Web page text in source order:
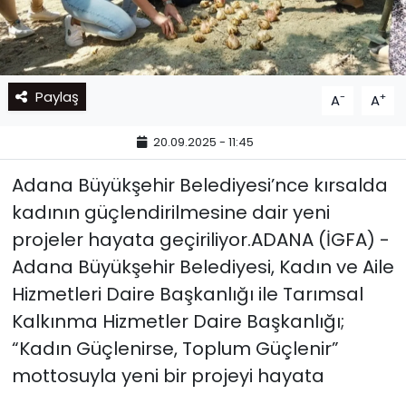
Paylaş A- A+
20.09.2025 - 11:45
Adana Büyükşehir Belediyesi’nce kırsalda
kadının güçlendirilmesine dair yeni
projeler hayata geçiriliyor.ADANA (İGFA) -
Adana Büyükşehir Belediyesi, Kadın ve Aile
Hizmetleri Daire Başkanlığı ile Tarımsal
Kalkınma Hizmetler Daire Başkanlığı;
“Kadın Güçlenirse, Toplum Güçlenir”
mottosuyla yeni bir projeyi hayata